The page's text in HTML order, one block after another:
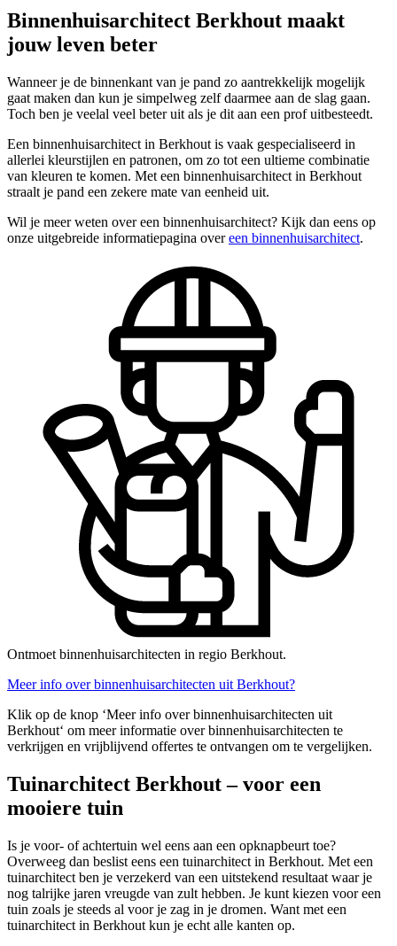
Binnenhuisarchitect Berkhout maakt
jouw leven beter
Wanneer je de binnenkant van je pand zo aantrekkelijk mogelijk
gaat maken dan kun je simpelweg zelf daarmee aan de slag gaan.
Toch ben je veelal veel beter uit als je dit aan een prof uitbesteedt.
Een binnenhuisarchitect in Berkhout is vaak gespecialiseerd in
allerlei kleurstijlen en patronen, om zo tot een ultieme combinatie
van kleuren te komen. Met een binnenhuisarchitect in Berkhout
straalt je pand een zekere mate van eenheid uit.
Wil je meer weten over een binnenhuisarchitect? Kijk dan eens op
onze uitgebreide informatiepagina overeen binnenhuisarchitect.
Ontmoet binnenhuisarchitecten in regio Berkhout.
Meer info over binnenhuisarchitecten uit Berkhout?
Klik op de knop ‘Meer info over binnenhuisarchitecten uit
Berkhout‘ om meer informatie over binnenhuisarchitecten te
verkrijgen en vrijblijvend offertes te ontvangen om te vergelijken.
Tuinarchitect Berkhout – voor een
mooiere tuin
Is je voor- of achtertuin wel eens aan een opknapbeurt toe?
Overweeg dan beslist eens een tuinarchitect in Berkhout. Met een
tuinarchitect ben je verzekerd van een uitstekend resultaat waar je
nog talrijke jaren vreugde van zult hebben. Je kunt kiezen voor een
tuin zoals je steeds al voor je zag in je dromen. Want met een
tuinarchitect in Berkhout kun je echt alle kanten op.